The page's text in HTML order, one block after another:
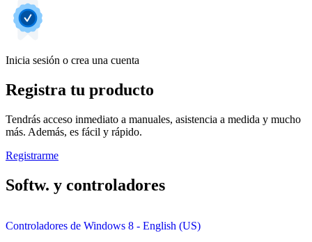
Inicia sesión o crea una cuenta
Registra tu producto
Tendrás acceso inmediato a manuales, asistencia a medida y mucho
más. Además, es fácil y rápido.
Registrarme
Softw. y controladores
Controladores de Windows 8 - English (US)